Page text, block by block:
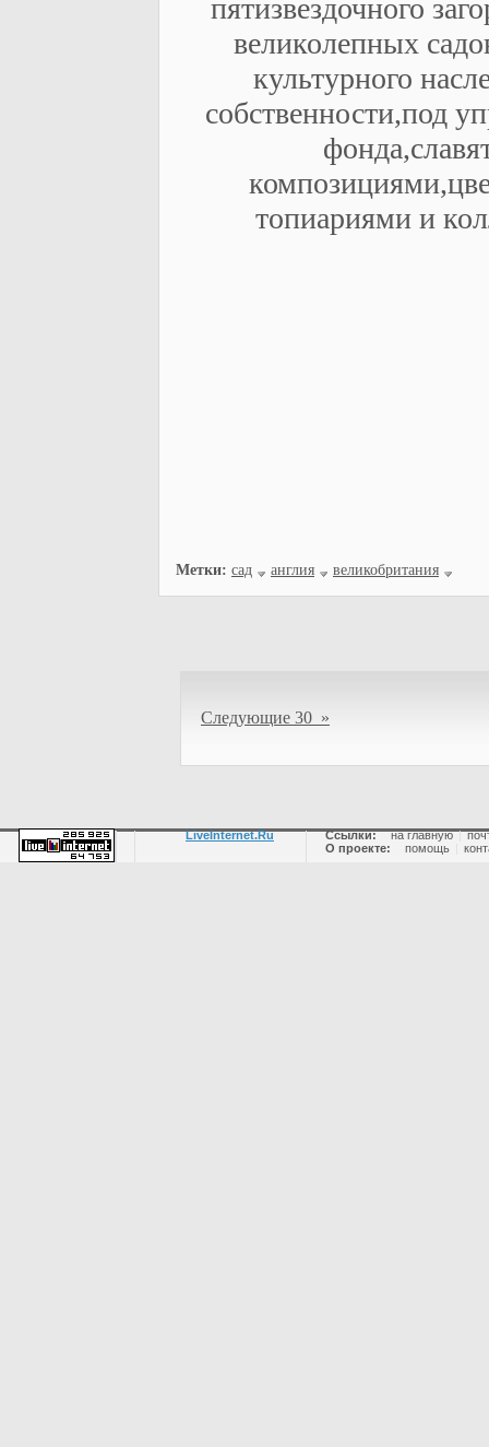
пятизвездочного
великолепных
культурного
собственности,под
топиариями и
Метки: сад англия великобритания
Следующие 30 »
LiveInternet.Ru Ссылки: на главную |
О проекте:
помощь